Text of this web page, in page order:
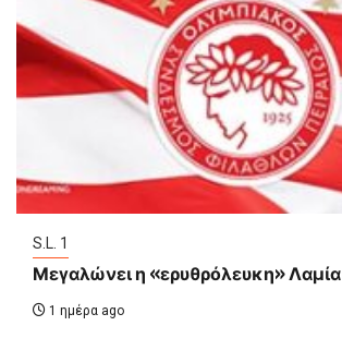
S.L. 1
Μεγαλώνει η «ερυθρόλευκη» Λαμία
1 ημέρα ago